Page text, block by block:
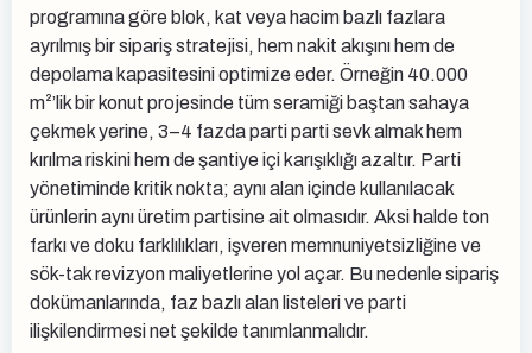
programına göre blok, kat veya hacim bazlı fazlara
ayrılmış bir sipariş stratejisi, hem nakit akışını hem de
depolama kapasitesini optimize eder. Örneğin 40.000
m²’lik bir konut projesinde tüm seramiği baştan sahaya
çekmek yerine, 3–4 fazda parti parti sevk almak hem
kırılma riskini hem de şantiye içi karışıklığı azaltır. Parti
yönetiminde kritik nokta; aynı alan içinde kullanılacak
ürünlerin aynı üretim partisine ait olmasıdır. Aksi halde ton
farkı ve doku farklılıkları, işveren memnuniyetsizliğine ve
sök-tak revizyon maliyetlerine yol açar. Bu nedenle sipariş
dokümanlarında, faz bazlı alan listeleri ve parti
ilişkilendirmesi net şekilde tanımlanmalıdır.